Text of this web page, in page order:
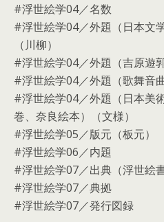
#浮世絵学04／名数
#浮世絵学04／外題（日本文
（川柳）
#浮世絵学04／外題（吉原遊郭
#浮世絵学04／外題（歌舞音曲
#浮世絵学04／外題（日本美
巻、奈良絵本）（文様）
#浮世絵学05／版元（板元）
#浮世絵学06／内題
#浮世絵学07／出典（浮世絵
#浮世絵学07／典拠
#浮世絵学07／発行図録